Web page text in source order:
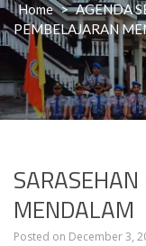
Home > AGENDA
PEMBELAJARAN
MENDALAM
Posted on December 3,